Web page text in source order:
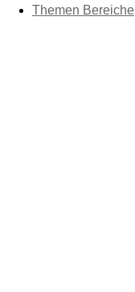
Themen Bereiche